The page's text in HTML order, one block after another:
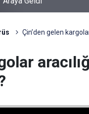
Çin’den gelen